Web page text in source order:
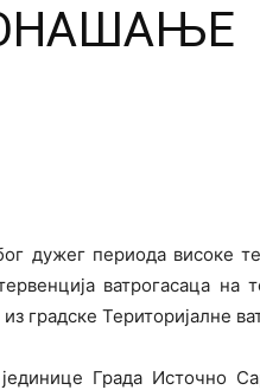
дужег периода високе
ватрогасаца на
градске Територијалне
јединице Града Источно